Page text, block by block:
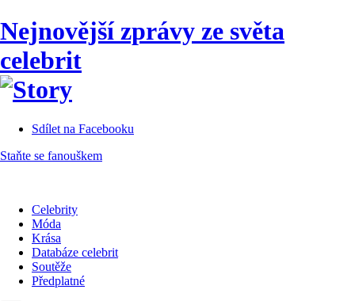
Nejnovější zprávy ze světa
celebrit
Sdílet na Facebooku
Staňte se fanouškem
Celebrity
Móda
Krása
Databáze celebrit
Soutěže
Předplatné